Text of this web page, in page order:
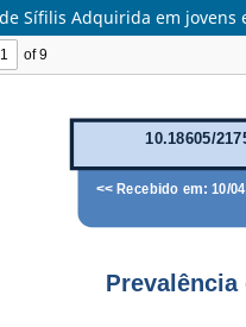
Sífilis Adquirida em